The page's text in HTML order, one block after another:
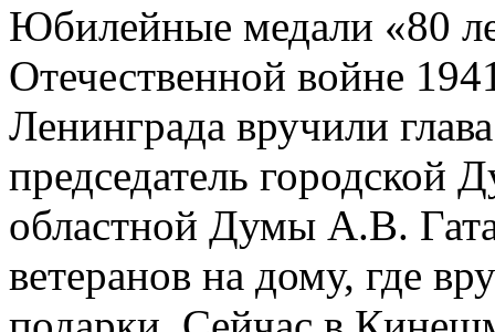
Юбилейные медали «80
Отечественной войне
Ленинграда вручили
председатель
областной Думы А.В.
ветеранов на дому, где